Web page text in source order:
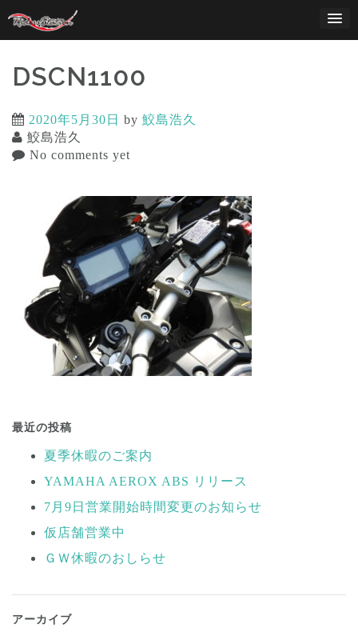
content
DSCN1100
2020年5月30日 by 鮫島浩久
鮫島浩久
No comments yet
稿
ナ
ゲ
ー
シ
ン
最近の投稿
夏季休暇のご案内
YAMAHA AEROX ABS リリース
7月9日営業開始時間変更のお知らせ
仮店舗営業中
ＧＷ休暇のおしらせ
アーカイブ